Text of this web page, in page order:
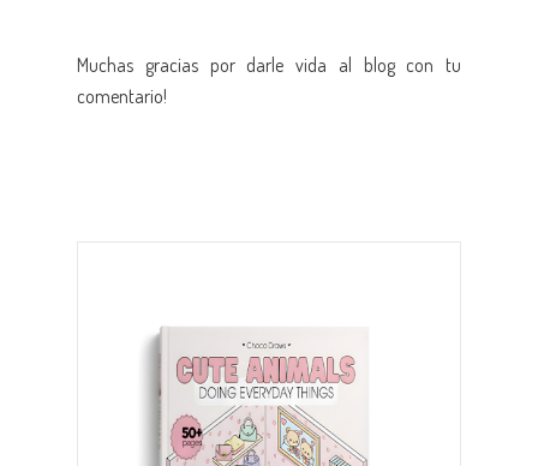
Muchas gracias por darle vida al blog con tu
comentario!